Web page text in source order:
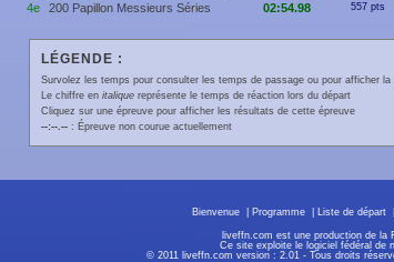
4e 200 Papillon Messieurs Séries 02:54.98 557 pts
LÉGENDE :
Survolez les temps pour consulter les temps de passage ou pour afficher
Le chiffre en italiquereprésente le temps de réaction lors du départ
Cliquez sur une épreuve pour afficher les résultats de cette épreuve
--:--.--: Épreuve non courue actuellement
Bienvenue Programme Liste de départ
liveffn.com est une production de la
Ce site exploite le logiciel fédéral de
© 2011 liveffn.com version : 2.01 - Tous droits